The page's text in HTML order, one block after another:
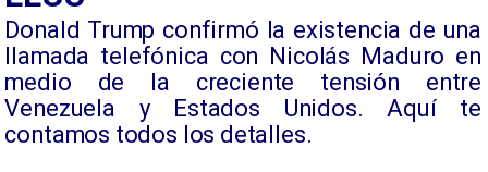
Donald Trump confirmó la existencia de una
llamada telefónica con Nicolás Maduro en
medio de la creciente tensión entre
Venezuela y Estados Unidos. Aquí te
contamos todos los detalles.